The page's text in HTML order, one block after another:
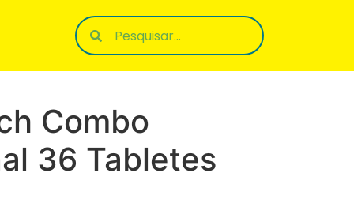
Combo
36 Tabletes